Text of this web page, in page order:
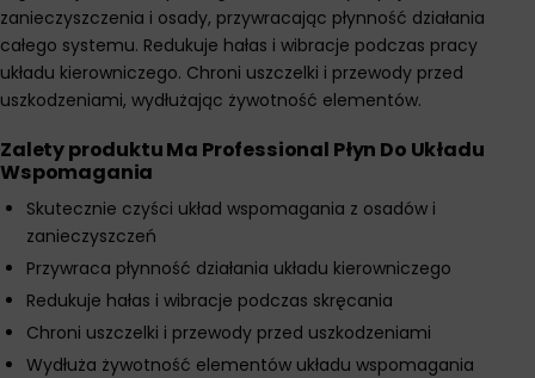
zanieczyszczenia i osady, przywracając płynność działania
całego systemu. Redukuje hałas i wibracje podczas pracy
układu kierowniczego. Chroni uszczelki i przewody przed
uszkodzeniami, wydłużając żywotność elementów.
Zalety produktu Ma Professional Płyn Do Układu
Wspomagania
Skutecznie czyści układ wspomagania z osadów i
zanieczyszczeń
Przywraca płynność działania układu kierowniczego
Redukuje hałas i wibracje podczas skręcania
Chroni uszczelki i przewody przed uszkodzeniami
Wydłuża żywotność elementów układu wspomagania